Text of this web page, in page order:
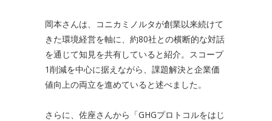
岡本さんは、コニカミノルタが創業以来続けて
きた環境経営を軸に、約80社との横断的な対話
を通じて知見を共有していると紹介。スコープ
1削減を中心に据えながら、課題解決と企業価
値向上の両立を進めていると述べました。
さらに、佐座さんから「GHGプロトコルをはじ